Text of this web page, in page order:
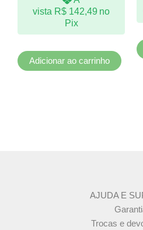
vista R$142,49 no
Pix
Adicionar ao carrinho
AJUDA E
Trocas e